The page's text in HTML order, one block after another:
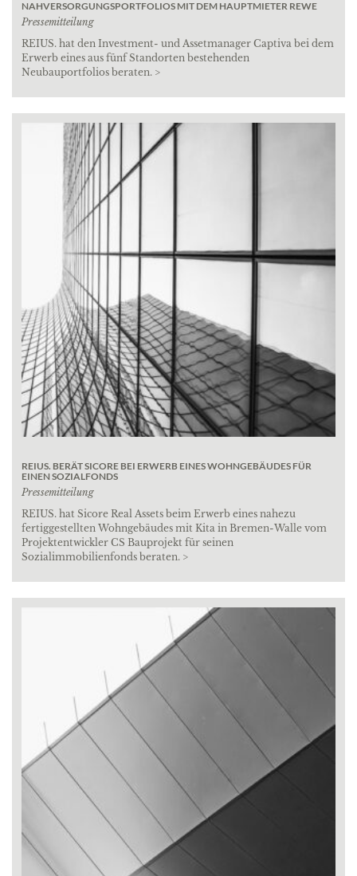
NAHVERSORGUNGSPORTFOLIOS MIT DEM HAUPTMIETER REWE
Pressemitteilung
REIUS. hat den Investment- und Assetmanager Captiva bei dem
Erwerb eines aus fünf Standorten bestehenden
Neubauportfolios beraten. >
REIUS. BERÄT SICORE BEI ERWERB EINES WOHNGEBÄUDES FÜR
EINEN SOZIALFONDS
Pressemitteilung
REIUS. hat Sicore Real Assets beim Erwerb eines nahezu
fertiggestellten Wohngebäudes mit Kita in Bremen-Walle vom
Projektentwickler CS Bauprojekt für seinen
Sozialimmobilienfonds beraten. >